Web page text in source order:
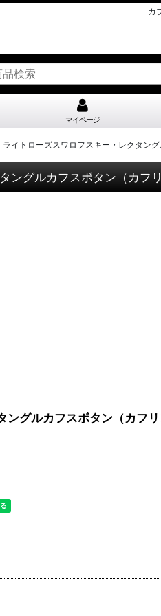
カ
マイページ
ライトローズスワロフスキー・レクタン
ングルカフスボタン（カフリ
グルカフスボタン（カフリ